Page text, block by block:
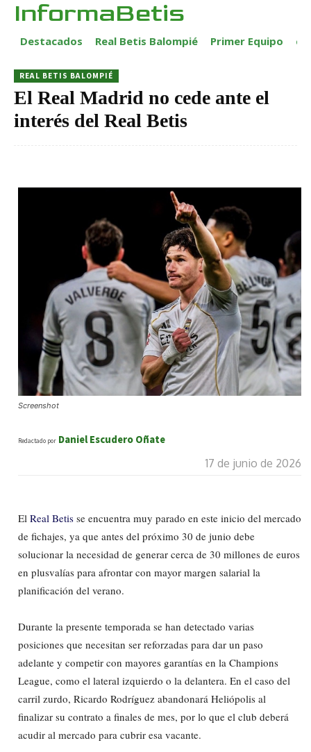
InformaBetis
Destacados Real Betis Balompié Primer Equipo
REAL BETIS BALOMPIÉ
El Real Madrid no cede ante el
interés del Real Betis
Screenshot
Redactado por Daniel Escudero Oñate
17 de junio de 2026
El Real Betis se encuentra muy parado en este inicio del mercado
de fichajes, ya que antes del próximo 30 de junio debe
solucionar la necesidad de generar cerca de 30 millones de euros
en plusvalías para afrontar con mayor margen salarial la
planificación del verano.
Durante la presente temporada se han detectado varias
posiciones que necesitan ser reforzadas para dar un paso
adelante y competir con mayores garantías en la Champions
League, como el lateral izquierdo o la delantera. En el caso del
carril zurdo, Ricardo Rodríguez abandonará Heliópolis al
finalizar su contrato a finales de mes, por lo que el club deberá
acudir al mercado para cubrir esa vacante.